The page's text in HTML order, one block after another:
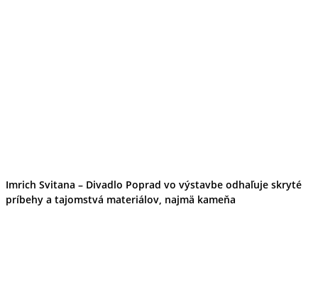
Imrich Svitana – Divadlo Poprad vo výstavbe odhaľuje skryté
príbehy a tajomstvá materiálov, najmä kameňa